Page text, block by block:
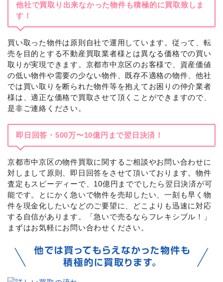
他社で買取り出来なかった物件も積極的に買取致しま
す！
買い取った物件は原則自社で運用しています。従って、転
売を目的とする不動産買取業者様とは異なる価格での買い
取りが実現できます。京都市中京区のお客様で、資産価値
の低い物件や需要の少ない物件、既存不適格の物件、他社
では買い取りを断られた物件等を抱えてお困りの仲介業者
様は、適正な価格で買取させて頂くことができますので、
是非ご連絡ください。
即日回答・500万〜10億円まで翌日決済！
京都市中京区の物件買取に関するご相談やお問い合わせに
対しまして原則、即日回答をさせて頂いております。物件
査定もスピーディーで、10億円まででしたら翌日決済が可
能です。とにかく急いで物件を売却したい、一刻も早く物
件を現金化したいなどのご要望に、どこよりも迅速に対応
する自信があります。「急いで売るならフレキシブル！」
まずはお気軽にお問い合わせください。